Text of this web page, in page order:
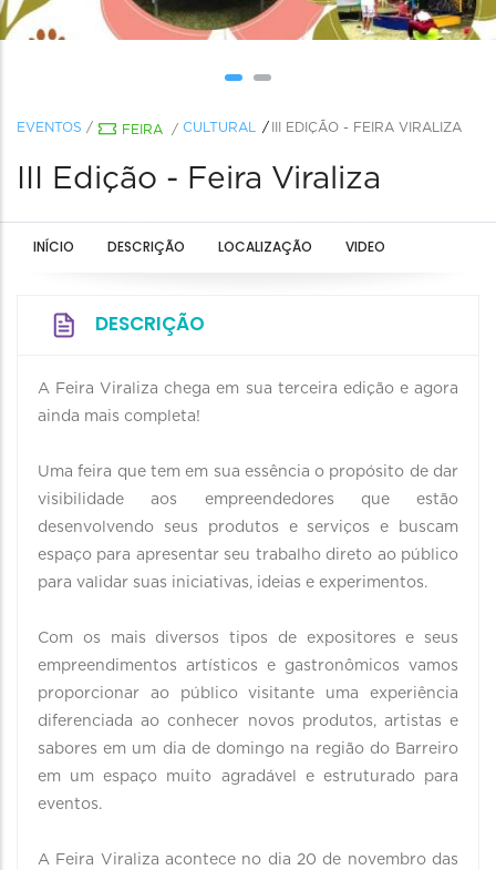
EVENTOS / FEIRA / CULTURAL III EDIÇÃO - FEIRA VIRALIZA
III Edição - Feira Viraliza
INÍCIO DESCRIÇÃO LOCALIZAÇÃO VIDEO
DESCRIÇÃO
A Feira Viraliza chega em sua terceira edição e agora
ainda mais completa!
Uma feira que tem em sua essência o propósito de dar
visibilidade aos empreendedores que estão
desenvolvendo seus produtos e serviços e buscam
espaço para apresentar seu trabalho direto ao público
para validar suas iniciativas, ideias e experimentos.
Com os mais diversos tipos de expositores e seus
empreendimentos artísticos e gastronômicos vamos
proporcionar ao público visitante uma experiência
diferenciada ao conhecer novos produtos, artistas e
sabores em um dia de domingo na região do Barreiro
em um espaço muito agradável e estruturado para
eventos.
A Feira Viraliza acontece no dia 20 de novembro das